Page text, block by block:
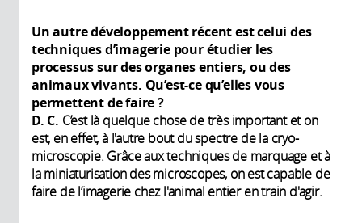
Un autre développement récent est celui des
techniques d’imagerie pour étudier les
processus sur des organes entiers, ou des
animaux vivants. Qu’est-ce qu’elles vous
permettent de faire ?
D. C. C’est là quelque chose de très important et on
est, en effet, à l'autre bout du spectre de la cryo-
microscopie. Grâce aux techniques de marquage et à
la miniaturisation des microscopes, on est capable de
faire de l’imagerie chez l'animal entier en train d'agir.